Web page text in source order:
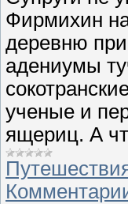
Фирмихин
деревню
адениумы
ученые и
ящериц. А